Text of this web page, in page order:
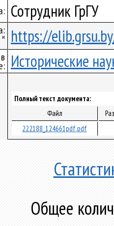
Сотрудник ГрГУ
и https://
Исторические
Полный текст документа:
Файл
222188_124661pdf.pdf
Общее